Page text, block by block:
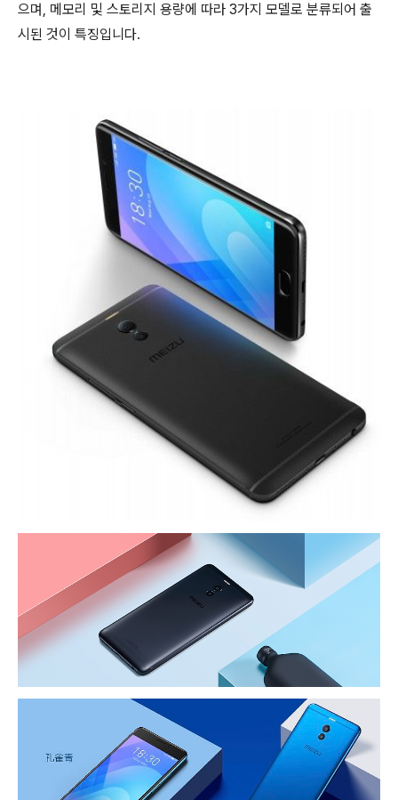
으며, 메모리 및 스토리지 용량에 따라 3가지 모델로 분류되어 출
시된 것이 특징입니다.